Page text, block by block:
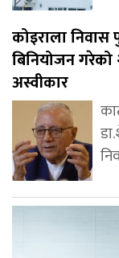
कोइराला निवास
बिनियोजन गरेको
अस्वीकार